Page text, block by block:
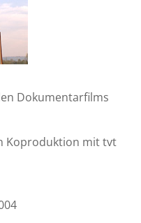
Dokumentarfilms
Koproduktion mit tvt